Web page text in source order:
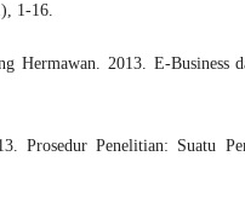
1-16.
Hermawan. 2013. E-Business
Prosedur Penelitian: Suatu